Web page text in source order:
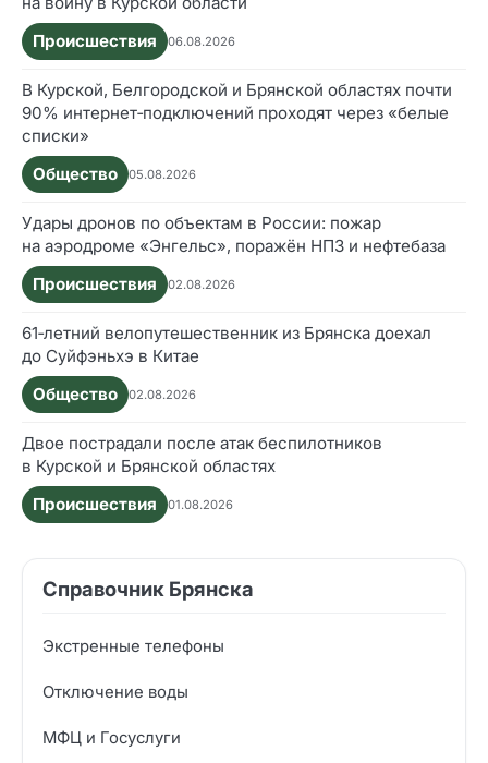
Происшествия
06.08.2026
В Курской, Белгородской и Брянской областях почти
90% интернет‑подключений проходят через «белые
списки»
Общество
05.08.2026
Удары дронов по объектам в России: пожар
на аэродроме «Энгельс», поражён НПЗ и нефтебаза
Происшествия
02.08.2026
61‑летний велопутешественник из Брянска доехал
до Суйфэньхэ в Китае
Общество
02.08.2026
Двое пострадали после атак беспилотников
в Курской и Брянской областях
Происшествия
01.08.2026
Справочник Брянска
Экстренные телефоны
Отключение воды
МФЦ и Госуслуги